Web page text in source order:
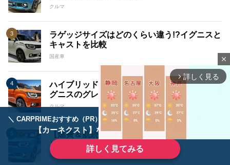
＼ CARPRIMEおすすめ（PR） ／ディーラーで手放すのはもったいない！
【カーネクスト】ならどんなクルマも高価買取
詳しく見てみる
クルマ
ラゲッジサイズはどのくらい違う!?イグニスと
キャストを比較
国産車
ハイブリッドMZとMXの外装の3つの違い。イ
グニスのグレード選び
クルマ
【燃費＆航続可能距離はどっちが良い？】イグ
ニスとキャスト比較
国産車
close
arrow_forward_ios 詳しく見る